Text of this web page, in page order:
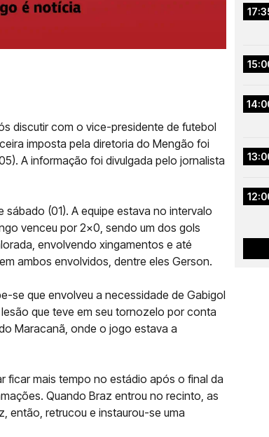
discutir com o vice-presidente de futebol
imposta pela diretoria do Mengão foi
A informação foi divulgada pelo jornalista
(01). A equipe estava no intervalo
venceu por 2x0, sendo um dos gols
envolvendo xingamentos e até
ambos envolvidos, dentre eles Gerson.
se que envolveu a necessidade de Gabigol
que teve em seu tornozelo por conta
Maracanã, onde o jogo estava a
ficar mais tempo no estádio após o final da
Quando Braz entrou no recinto, as
então, retrucou e instaurou-se uma